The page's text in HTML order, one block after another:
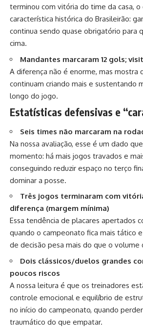
terminou com vitória do time da casa, o
característica histórica do Brasileirão:
continua sendo quase obrigatório para
cima.
Mandantes marcaram 12 gols;
A diferença não é enorme, mas mostra
continuam criando mais e sustentando
longo do jogo.
Estatísticas defensivas e
Seis times não marcaram na
Na nossa avaliação, esse é um dado
momento: há mais jogos travados e
conseguindo reduzir espaço no terço
dominar a posse.
Três jogos terminaram com
diferença (margem mínima)
Essa tendência de placares apertados
quando o campeonato fica mais tático
de decisão pesa mais do que o volume
Dois clássicos/duelos grandes
poucos riscos
A nossa leitura é que os treinadores
controle emocional e equilíbrio de
no início do campeonato, quando
traumático do que empatar.